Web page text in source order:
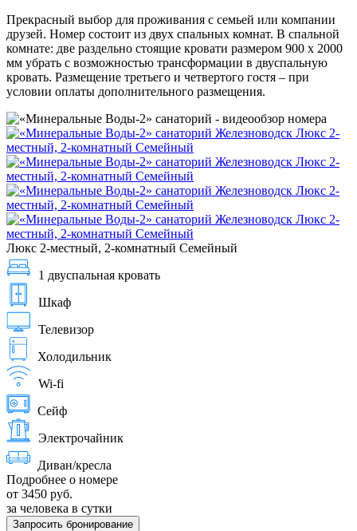
Прекрасный выбор для проживания с семьей или компании
друзей. Номер состоит из двух спальных комнат. В спальной
комнате: две раздельно стоящие кровати размером 900 х 2000
мм убрать с возможностью трансформации в двуспальную
кровать. Размещение третьего и четвертого гостя – при
условии оплаты дополнительного размещения.
Люкс 2-местный, 2-комнатный Семейный
1 двуспальная кровать
Шкаф
Телевизор
Холодильник
Wi-fi
Сейф
Электрочайник
Диван/кресла
Подробнее о номере
от 3450 руб.
за человека в сутки
Запросить бронирование